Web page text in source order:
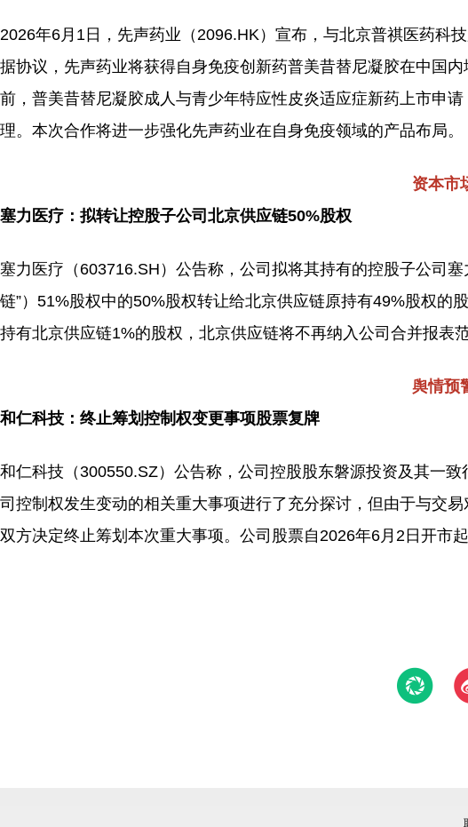
2026年6月1日，先声药业（2096.HK）宣布，与北京普祺医药科
据协议，先声药业将获得自身免疫创新药普美昔替尼凝胶在中国
前，普美昔替尼凝胶成人与青少年特应性皮炎适应症新药上市申
理。本次合作将进一步强化先声药业在自身免疫领域的产品布局。
资本市
塞力医疗：拟转让控股子公司北京供应链50%股权
塞力医疗（603716.SH）公告称，公司拟将其持有的控股子公司
链”）51%股权中的50%股权转让给北京供应链原持有49%股权的
持有北京供应链1%的股权，北京供应链将不再纳入公司合并报表范
舆情预
和仁科技：终止筹划控制权变更事项股票复牌
和仁科技（300550.SZ）公告称，公司控股股东磐源投资及其一
司控制权发生变动的相关重大事项进行了充分探讨，但由于与交
双方决定终止筹划本次重大事项。公司股票自2026年6月2日开市起